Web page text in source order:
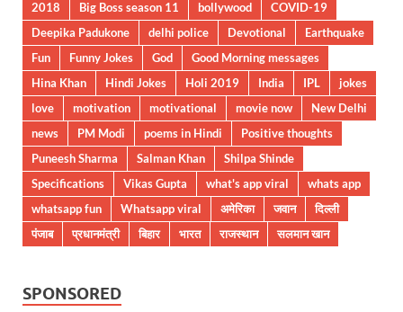
2018 Big Boss season 11 bollywood
COVID-19
Deepika Padukone
delhi police Devotional
Earthquake
Fun
Funny Jokes God
Good Morning messages
Hina Khan
Hindi Jokes Holi 2019 India IPL
jokes
love
motivation motivational movie now
New Delhi
news
PM Modi poems in Hindi
Positive thoughts
Puneesh Sharma
Salman Khan
Shilpa Shinde
Specifications
Vikas Gupta what's app viral
whats app
whatsapp fun
Whatsapp viral अमेरिका जवान
दिल्ली
पंजाब
प्रधानमंत्री बिहार भारत राजस्थान सलमान खान
SPONSORED